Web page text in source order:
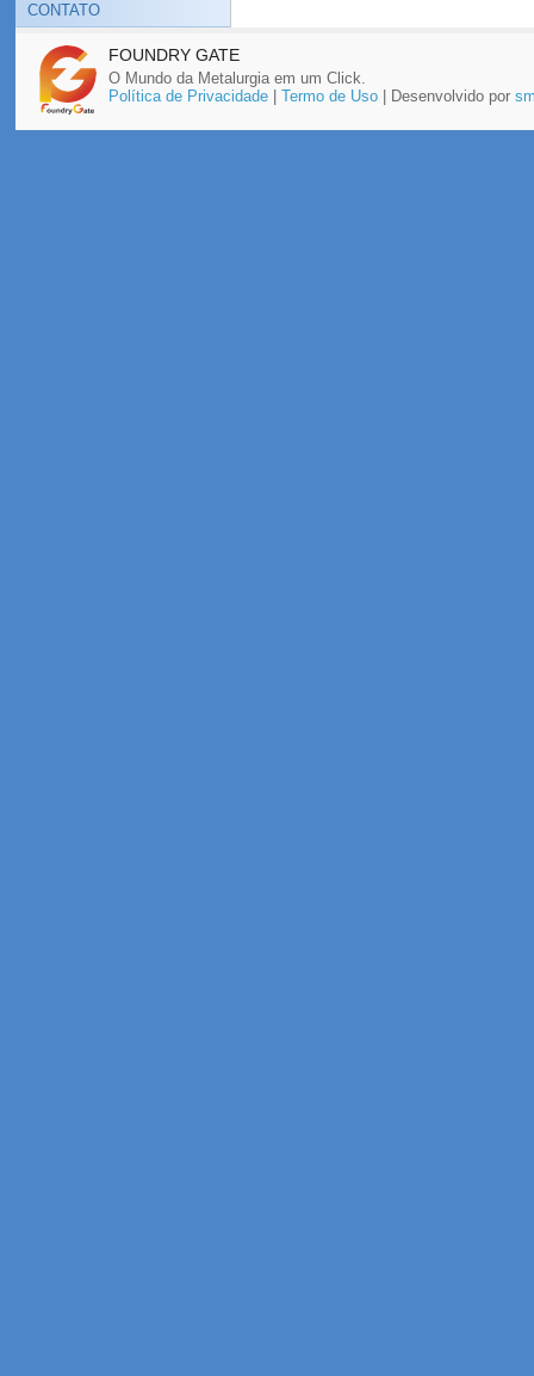
CONTATO
FOUNDRY GATE
O Mundo da Metalurgia em um Click.
Política de Privacidade| Termo de Uso| Desenvolvido por